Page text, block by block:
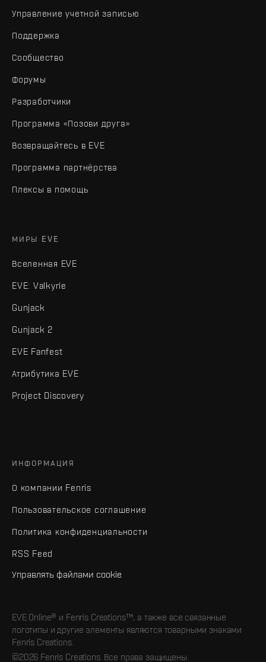
Управление учетной записью
Поддержка
Сообщество
Форумы
Разработчики
Программа «Позови друга»
Возвращайтесь в EVE
Программа партнёрства
Плексы в помощь
МИРЫ EVE
Вселенная EVE
EVE: Valkyrie
Gunjack
Gunjack 2
EVE Fanfest
Атрибутика EVE
Project Discovery
ИНФОРМАЦИЯ
О компании Fenris
Пользовательское соглашение
Политика конфиденциальности
RSS Feed
Управлять файлами cookie
EVE Online® и Fenris Creations™, а также все связанные
логотипы и другие элементы являются товарными знаками
Fenris Creations.
©2026 Fenris Creations. Все права защищены.